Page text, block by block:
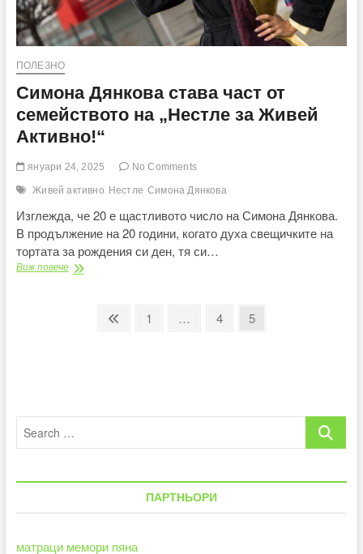
ПОЛЕЗНО
Симона Дянкова става част от
семейството на „Нестле за Живей
Активно!“
януари 24, 2025 No Comments
Живей активно Нестле Симона Дянкова
Изглежда, че 20 е щастливото число на Симона Дянкова.
В продължение на 20 години, когато духа свещичките на
тортата за рождения си ден, тя си…
Виж повечеСимона
Разделяне
страници
Previous
Page
1 … Page
4 Page
5
Search
ПАРТНЬОРИ
матраци мемори пяна